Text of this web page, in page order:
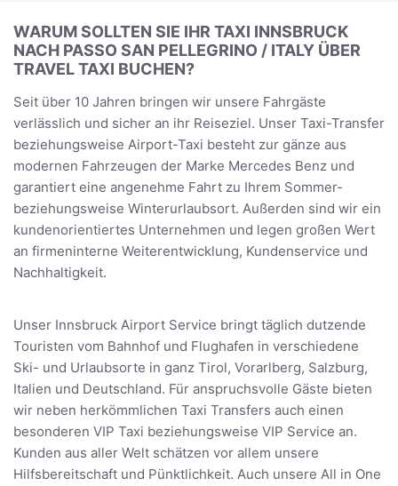
WARUM SOLLTEN SIE IHR TAXI INNSBRUCK
NACH PASSO SAN PELLEGRINO / ITALY ÜBER
TRAVEL TAXI BUCHEN?
Seit über 10 Jahren bringen wir unsere Fahrgäste
verlässlich und sicher an ihr Reiseziel. Unser Taxi-Transfer
beziehungsweise Airport-Taxi besteht zur gänze aus
modernen Fahrzeugen der Marke Mercedes Benz und
garantiert eine angenehme Fahrt zu Ihrem Sommer-
beziehungsweise Winterurlaubsort. Außerden sind wir ein
kundenorientiertes Unternehmen und legen großen Wert
an firmeninterne Weiterentwicklung, Kundenservice und
Nachhaltigkeit.
Unser Innsbruck Airport Service bringt täglich dutzende
Touristen vom Bahnhof und Flughafen in verschiedene
Ski- und Urlaubsorte in ganz Tirol, Vorarlberg, Salzburg,
Italien und Deutschland. Für anspruchsvolle Gäste bieten
wir neben herkömmlichen Taxi Transfers auch einen
besonderen VIP Taxi beziehungsweise VIP Service an.
Kunden aus aller Welt schätzen vor allem unsere
Hilfsbereitschaft und Pünktlichkeit. Auch unsere All in One